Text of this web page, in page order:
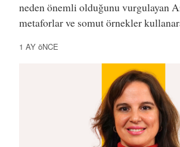
neden önemli olduğunu vurgulayan
metaforlar ve somut örnekler
1 AY öNCE